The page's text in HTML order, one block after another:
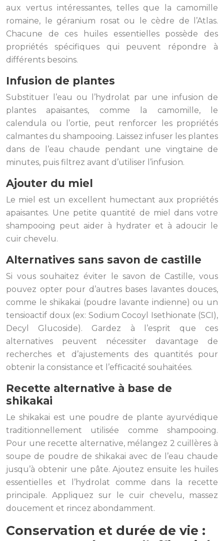
aux vertus intéressantes, telles que la camomille
romaine, le géranium rosat ou le cèdre de l’Atlas.
Chacune de ces huiles essentielles possède des
propriétés spécifiques qui peuvent répondre à
différents besoins.
Infusion de plantes
Substituer l’eau ou l’hydrolat par une infusion de
plantes apaisantes, comme la camomille, le
calendula ou l’ortie, peut renforcer les propriétés
calmantes du shampooing. Laissez infuser les plantes
dans de l’eau chaude pendant une vingtaine de
minutes, puis filtrez avant d’utiliser l’infusion.
Ajouter du miel
Le miel est un excellent humectant aux propriétés
apaisantes. Une petite quantité de miel dans votre
shampooing peut aider à hydrater et à adoucir le
cuir chevelu.
Alternatives sans savon de castille
Si vous souhaitez éviter le savon de Castille, vous
pouvez opter pour d’autres bases lavantes douces,
comme le shikakai (poudre lavante indienne) ou un
tensioactif doux (ex: Sodium Cocoyl Isethionate (SCI),
Decyl Glucoside). Gardez à l’esprit que ces
alternatives peuvent nécessiter davantage de
recherches et d’ajustements des quantités pour
obtenir la consistance et l’efficacité souhaitées.
Recette alternative à base de
shikakai
Le shikakai est une poudre de plante ayurvédique
traditionnellement utilisée comme shampooing.
Pour une recette alternative, mélangez 2 cuillères à
soupe de poudre de shikakai avec de l’eau chaude
jusqu’à obtenir une pâte. Ajoutez ensuite les huiles
essentielles et l’hydrolat comme dans la recette
principale. Appliquez sur le cuir chevelu, massez
doucement et rincez abondamment.
Conservation et durée de vie :